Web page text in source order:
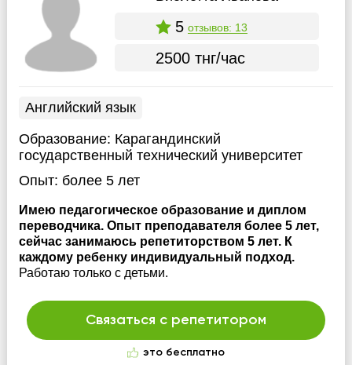
5 отзывов: 13
2500 тнг/час
Английский язык
Образование: Карагандинский
государственный технический университет
Опыт: более 5 лет
Имею педагогическое образование и диплом
переводчика. Опыт преподавателя более 5 лет,
сейчас занимаюсь репетиторством 5 лет. К
каждому ребенку индивидуальный подход.
Работаю только с детьми.
Связаться с репетитором
это бесплатно